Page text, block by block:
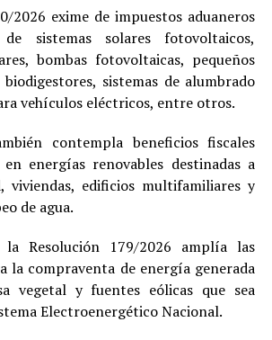
2026 exime de impuestos aduaneros
sistemas solares fotovoltaicos,
bombas fotovoltaicas, pequeños
biodigestores, sistemas de alumbrado
vehículos eléctricos, entre otros.
contempla beneficios fiscales
energías renovables destinadas a
viviendas, edificios multifamiliares y
de agua.
Resolución 179/2026 amplía las
la compraventa de energía generada
vegetal y fuentes eólicas que sea
Electroenergético Nacional.